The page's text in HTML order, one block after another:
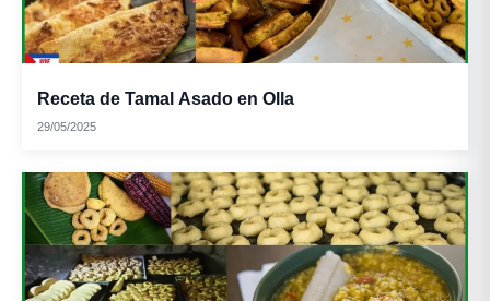
Receta de Tamal Asado en Olla
29/05/2025